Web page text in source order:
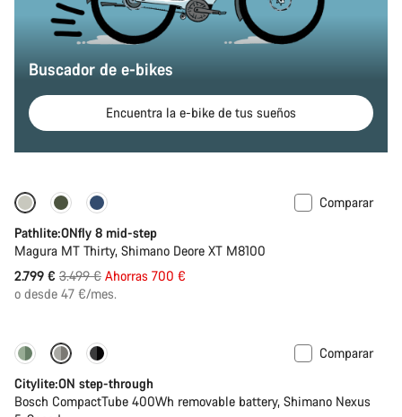
Buscador de e-bikes
Encuentra la e-bike de tus sueños
-20%
Comparar
Pathlite:ONfly 8 mid-step
Magura MT Thirty, Shimano Deore XT M8100
2.799 € Precio
original
3.499 € Ahorras 700 €
o desde 47 €/mes.
Performance Line
Comparar
Citylite:ON step-through
Bosch CompactTube 400Wh removable battery, Shimano Nexus